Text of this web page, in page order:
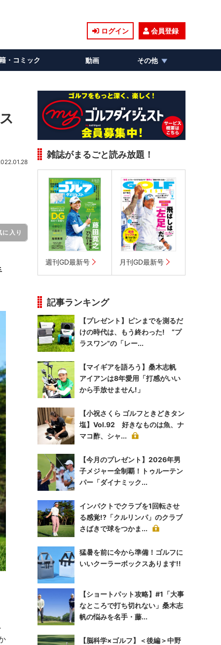
ログイン 会員登録
・コミック 動画 その他
に入り
雑誌がまるごと読み放題！
週刊GD最新号 月刊GD最新号
記事ランキング
【プレゼント】ピンまでを測るだ
けの時代は、もう終わった! “プ
ラスワン”の「レー...
【マイギアを語ろう】桑木志帆
アイアンは8年愛用「打感がいい
から手放せません!」
【小祝さくら ゴルフときどきタン
塩】Vol.92 好きなものは魚、ナ
マコ酢、シャ...
【今月のプレゼント】2026年男
子メジャー全制覇！トゥルーテン
パー「ダイナミック...
インパクトでクラブを1回転させ
る感覚!?「クルリンパ」のクラブ
さばきで球をつかま...
猛暑を前に今から準備！ゴルフに
いいクーラーボックスあります!!
【ショートパット攻略】#1「大事
なところで打ち切れない」桑木志
帆の悩みを名手・藤...
【脳科学×ゴルフ】＜後編＞中野